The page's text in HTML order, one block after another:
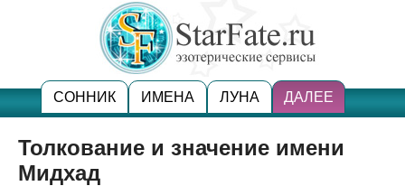
СОННИК ИМЕНА ЛУНА ДАЛЕЕ
Толкование и значение имени
Мидхад